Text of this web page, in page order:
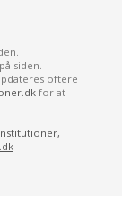
siden.
oftere
for at